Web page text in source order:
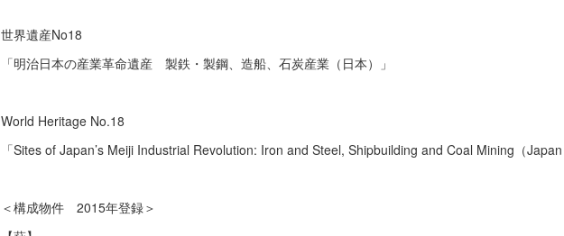
世界遺産No18
「明治日本の産業革命遺産 製鉄・製鋼、造船、石炭産業（日本）」
World Heritage No.18
「Sites of Japan’s Meiji Industrial Revolution: Iron and Steel, Shipbuilding and Coal Mining（
＜構成物件 2015年登録＞